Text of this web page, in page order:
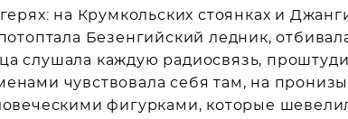
на Крумкольских стоянках и
Безенгийский ледник,
слушала каждую радиосвязь,
чувствовала себя там, на
фигурками, которые